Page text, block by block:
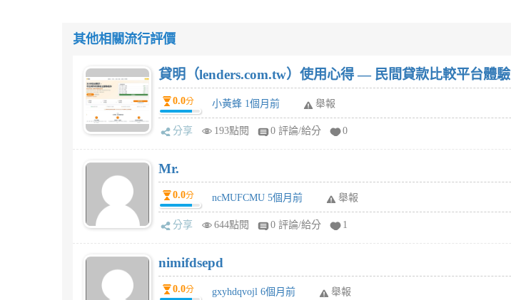
其他相關流行評價
貸明（lenders.com.tw）使用心得 — 民間貸款比較平台體驗
0.0分 小黃蜂 1個月前 舉報
分享 193點閱 0 評論/給分 0
Mr.
0.0分 ncMUFCMU 5個月前 舉報
分享 644點閱 0 評論/給分 1
nimifdsepd
0.0分 gxyhdqvojl 6個月前 舉報